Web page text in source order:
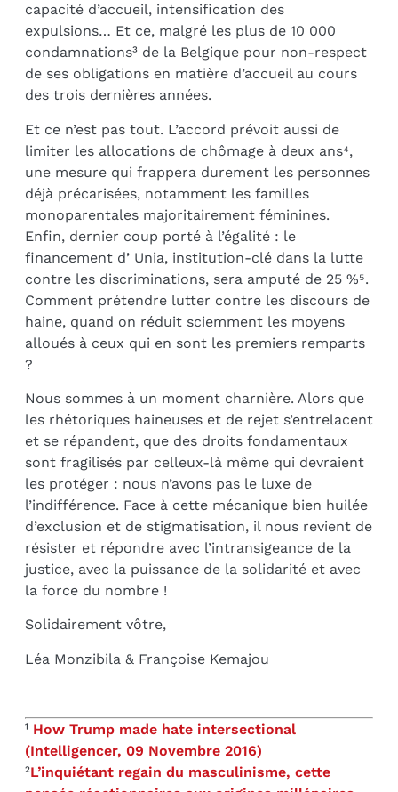
capacité d’accueil, intensification des
expulsions… Et ce, malgré les plus de 10 000
condamnations³ de la Belgique pour non-respect
de ses obligations en matière d’accueil au cours
des trois dernières années.
Et ce n’est pas tout. L’accord prévoit aussi de
limiter les allocations de chômage à deux ans⁴,
une mesure qui frappera durement les personnes
déjà précarisées, notamment les familles
monoparentales majoritairement féminines.
Enfin, dernier coup porté à l’égalité : le
financement d’ Unia, institution-clé dans la lutte
contre les discriminations, sera amputé de 25 %⁵.
Comment prétendre lutter contre les discours de
haine, quand on réduit sciemment les moyens
alloués à ceux qui en sont les premiers remparts
?
Nous sommes à un moment charnière. Alors que
les rhétoriques haineuses et de rejet s’entrelacent
et se répandent, que des droits fondamentaux
sont fragilisés par celleux-là même qui devraient
les protéger : nous n’avons pas le luxe de
l’indifférence. Face à cette mécanique bien huilée
d’exclusion et de stigmatisation, il nous revient de
résister et répondre avec l’intransigeance de la
justice, avec la puissance de la solidarité et avec
la force du nombre !
Solidairement vôtre,
Léa Monzibila & Françoise Kemajou
¹ How Trump made hate intersectional
(Intelligencer, 09 Novembre 2016)
²L’inquiétant regain du masculinisme, cette